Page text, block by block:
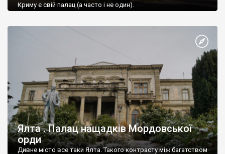
Криму є свій палац (а часто і не один).
Ялта . Палац нащадків Мордовської
орди
Дивне місто все таки Ялта. Такого контрасту між багатством